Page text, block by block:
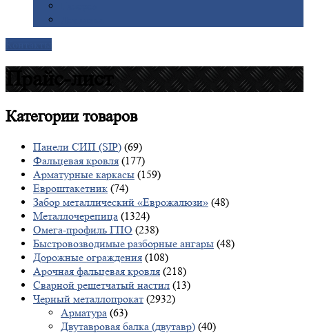
Прайс-лист
Категориитоваров
Панели СИП (SIP) (69)
Фальцевая кровля (177)
Арматурные каркасы (159)
Евроштакетник (74)
Забор металлический «Еврожалюзи» (48)
Металлочерепица (1324)
Омега-профиль ГПО (238)
Быстровозводимые разборные ангары (48)
Дорожные ограждения (108)
Арочная фальцевая кровля (218)
Сварной решетчатый настил (13)
Черный металлопрокат (2932)
Арматура (63)
Двутавровая балка (двутавр) (40)